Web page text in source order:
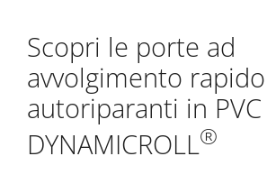
Scopri le porte ad
avvolgimento rapido
autoriparanti in PVC
DYNAMICROLL®